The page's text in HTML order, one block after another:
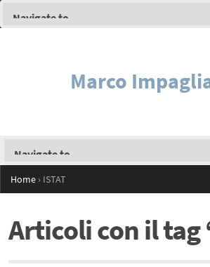
Marco
Home › ISTAT
Articoli con il tag